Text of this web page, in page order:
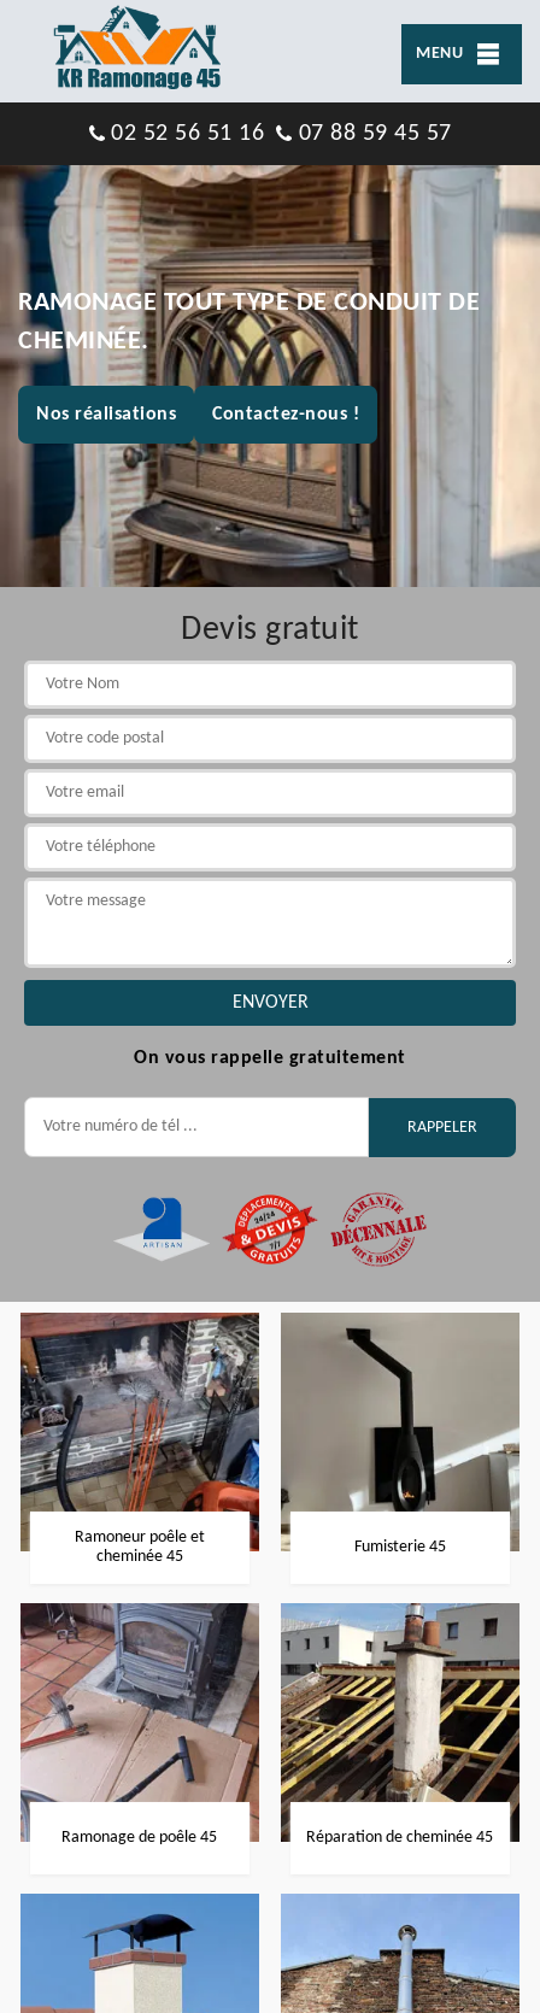
MENU
02 52 56 51 16 07 88 59 45 57
RAMONAGE TOUT TYPE DE CONDUIT DE
CHEMINÉE.
Nos réalisations Contactez-nous !
Devis gratuit
On vous rappelle gratuitement
Ramoneur poêle et
cheminée 45
Fumisterie 45
Ramonage de poêle 45 Réparation de cheminée 45